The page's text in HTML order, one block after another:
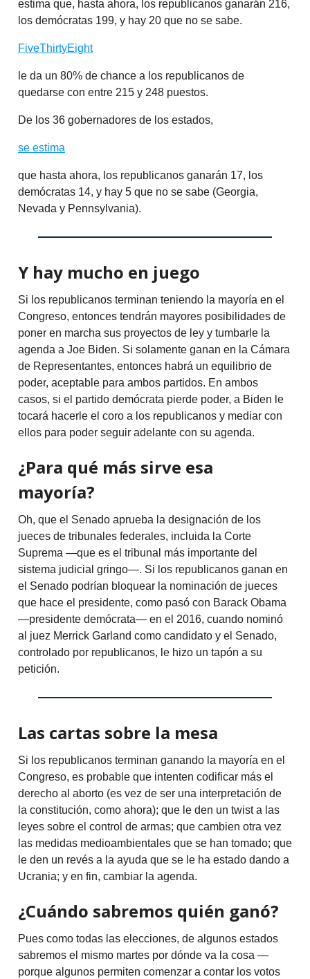
estima que, hasta ahora, los republicanos ganarán 216,
los demócratas 199, y hay 20 que no se sabe.
FiveThirtyEight
le da un 80% de chance a los republicanos de
quedarse con entre 215 y 248 puestos.
De los 36 gobernadores de los estados,
se estima
que hasta ahora, los republicanos ganarán 17, los
demócratas 14, y hay 5 que no se sabe (Georgia,
Nevada y Pennsylvania).
Y hay mucho en juego
Si los republicanos terminan teniendo la mayoría en el
Congreso, entonces tendrán mayores posibilidades de
poner en marcha sus proyectos de ley y tumbarle la
agenda a Joe Biden. Si solamente ganan en la Cámara
de Representantes, entonces habrá un equilibrio de
poder, aceptable para ambos partidos. En ambos
casos, si el partido demócrata pierde poder, a Biden le
tocará hacerle el coro a los republicanos y mediar con
ellos para poder seguir adelante con su agenda.
¿Para qué más sirve esa
mayoría?
Oh, que el Senado aprueba la designación de los
jueces de tribunales federales, incluida la Corte
Suprema —que es el tribunal más importante del
sistema judicial gringo—. Si los republicanos ganan en
el Senado podrían bloquear la nominación de jueces
que hace el presidente, como pasó con Barack Obama
—presidente demócrata— en el 2016, cuando nominó
al juez Merrick Garland como candidato y el Senado,
controlado por republicanos, le hizo un tapón a su
petición.
Las cartas sobre la mesa
Si los republicanos terminan ganando la mayoría en el
Congreso, es probable que intenten codificar más el
derecho al aborto (es vez de ser una interpretación de
la constitución, como ahora); que le den un twist a las
leyes sobre el control de armas; que cambien otra vez
las medidas medioambientales que se han tomado; que
le den un revés a la ayuda que se le ha estado dando a
Ucrania; y en fin, cambiar la agenda.
¿Cuándo sabremos quién ganó?
Pues como todas las elecciones, de algunos estados
sabremos el mismo martes por dónde va la cosa —
porque algunos permiten comenzar a contar los votos